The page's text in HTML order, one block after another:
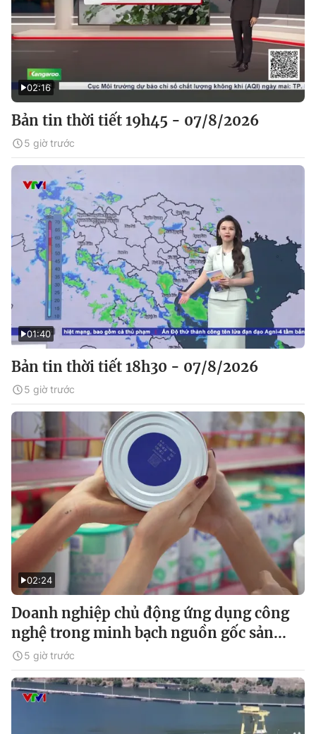
02:16
Bản tin thời tiết 19h45 - 07/8/2026
5 giờ trước
01:40
Bản tin thời tiết 18h30 - 07/8/2026
5 giờ trước
02:24
Doanh nghiệp chủ động ứng dụng công
nghệ trong minh bạch nguồn gốc sản...
5 giờ trước